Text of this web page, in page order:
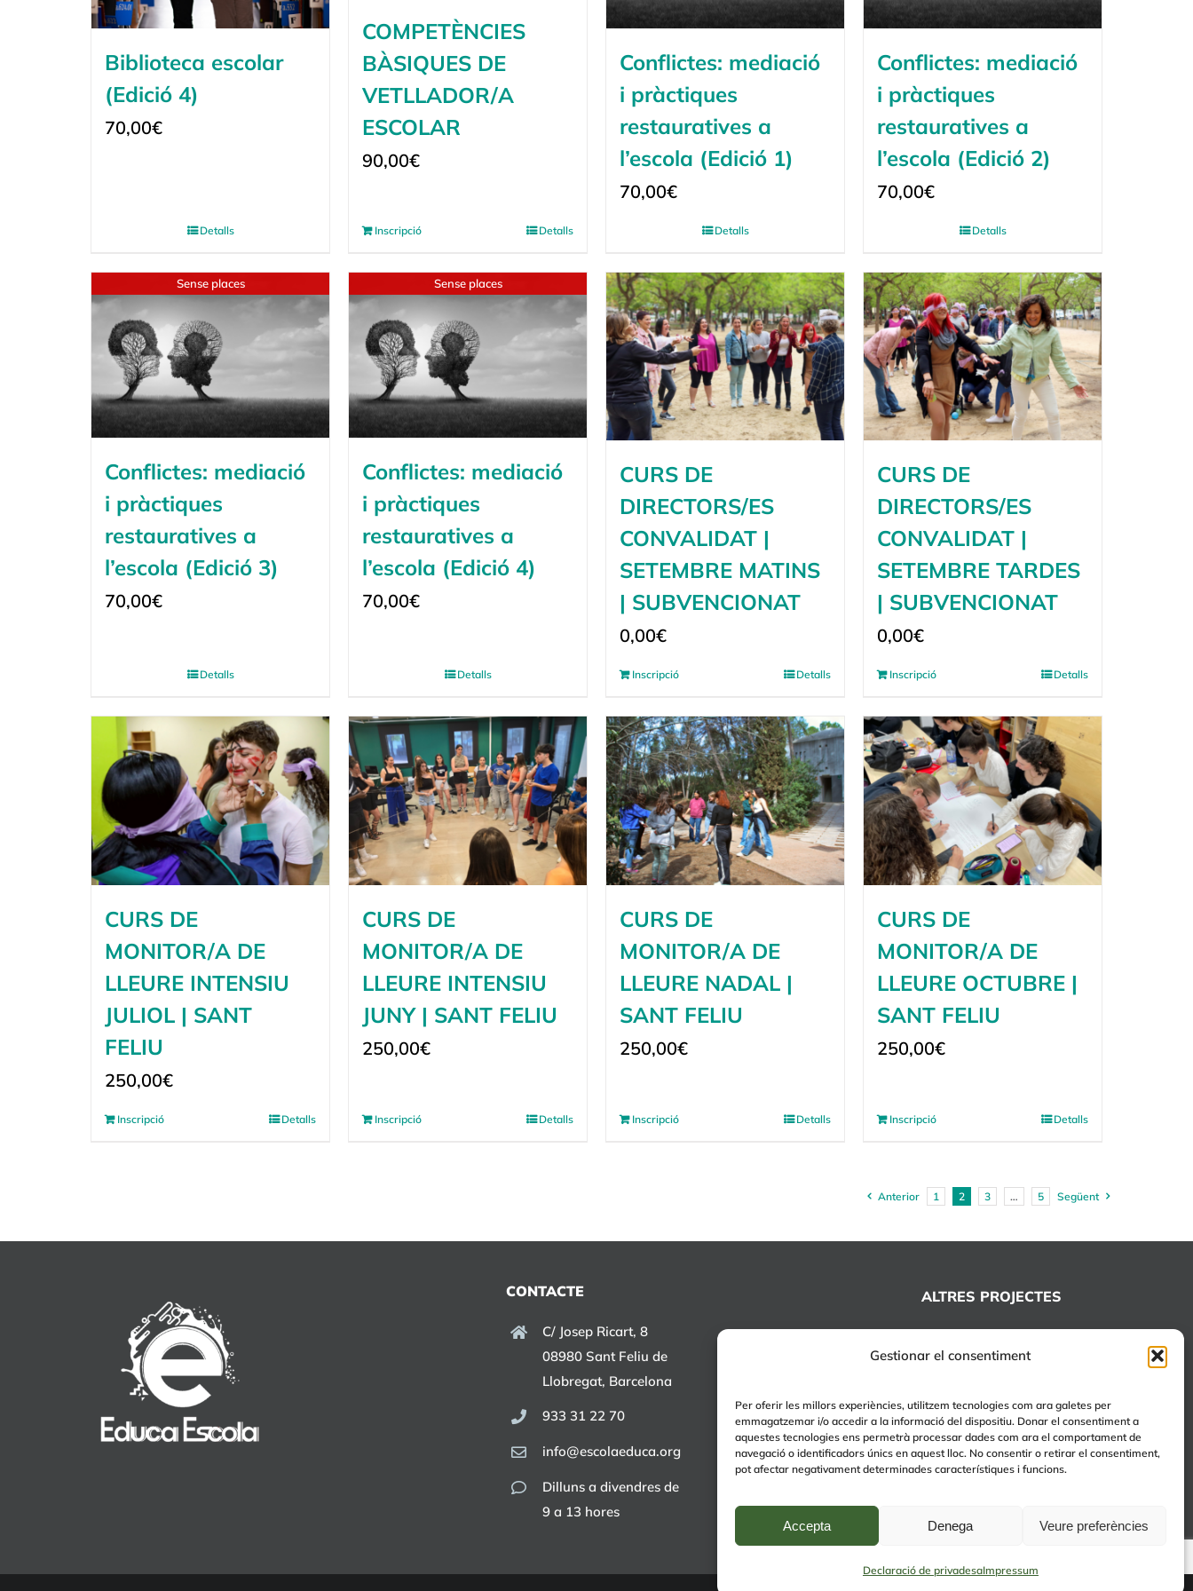
Gestionar el consentiment
Per oferir les millors experiències, utilitzem tecnologies com ara galetes per
emmagatzemar i/o accedir a la informació del dispositiu. Donar el consentiment a
aquestes tecnologies ens permetrà processar dades com ara el comportament de
navegació o identificadors únics en aquest lloc. No consentir o retirar el consentiment,
pot afectar negativament determinades característiques i funcions.
Accepta Denega Veure preferències
Declaració de privadesaImpressum
Biblioteca escolar
(Edició 4)
70,00€
Detalls
COMPETÈNCIES
BÀSIQUES DE
VETLLADOR/A
ESCOLAR
90,00€
Inscripció Detalls
Conflictes: mediació
i pràctiques
restauratives a
l’escola (Edició 1)
70,00€
Detalls
Conflictes: mediació
i pràctiques
restauratives a
l’escola (Edició 2)
70,00€
Detalls
Sense places
Conflictes: mediació
i pràctiques
restauratives a
l’escola (Edició 3)
70,00€
Detalls
Sense places
Conflictes: mediació
i pràctiques
restauratives a
l’escola (Edició 4)
70,00€
Detalls
CURS DE
DIRECTORS/ES
CONVALIDAT |
SETEMBRE MATINS
| SUBVENCIONAT
0,00€
Inscripció Detalls
CURS DE
DIRECTORS/ES
CONVALIDAT |
SETEMBRE TARDES
| SUBVENCIONAT
0,00€
Inscripció Detalls
CURS DE
MONITOR/A DE
LLEURE INTENSIU
JULIOL | SANT
FELIU
250,00€
Inscripció Detalls
CURS DE
MONITOR/A DE
LLEURE INTENSIU
JUNY | SANT FELIU
250,00€
Inscripció Detalls
CURS DE
MONITOR/A DE
LLEURE NADAL |
SANT FELIU
250,00€
Inscripció Detalls
CURS DE
MONITOR/A DE
LLEURE OCTUBRE |
SANT FELIU
250,00€
Inscripció Detalls
Anterior 1 2 3 … 5 Següent
CONTACTE
C/ Josep Ricart, 8
08980 Sant Feliu de
Llobregat, Barcelona
933 31 22 70
info@escolaeduca.org
Dilluns a divendres de
9 a 13 hores
ALTRES PROJECTES
EDUCA Espai Lúdic